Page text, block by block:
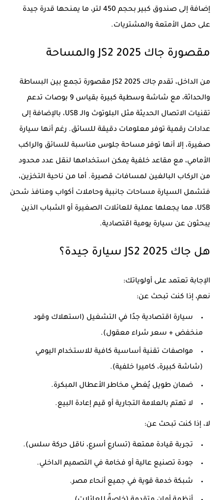
إضافة إلى صندوق كبير بحجم 450 لتر، ما يمنحها قدرة جيدة
على حمل الأمتعة والمشتريات.
مقصورة جاك JS2 2025 والمساحة
من الداخل، تقدم جاك JS2 2025 مقصورة تجمع بين البساطة
والحداثة، مع شاشة وسطية كبيرة بقياس 9 بوصات تدعم
تقنيات الاتصال الحديثة مثل البلوتوث والـ USB، بالإضافة إلى
عدادات رقمية توفر معلومات دقيقة للسائق. رغم أنها سيارة
صغيرة، إلا أنها توفر مساحة جلوس مناسبة للسائق والراكب
الأمامي، مع مقاعد خلفية يمكن استخدامها لنقل عدد محدود
من الركاب البالغين لمسافات قصيرة. أما من ناحية التخزين،
فتشمل السيارة مساحات جانبية وحاملات أكواب ومنافذ شحن
USB، مما يجعلها عملية للعائلات الصغيرة أو الشباب الذين
يبحثون عن سيارة يومية اقتصادية.
هل جاك JS2 2025 سيارة جيدة؟
الإجابة تعتمد على أولوياتك:
نعم، إذا كنت تبحث عن:
سيارة اقتصادية جدًا في التشغيل (استهلاك وقود
منخفض + سعر شراء معقول).
مواصفات تقنية أساسية كافية للاستخدام اليومي
(شاشة كبيرة، كاميرا خلفية).
ضمان طويل يُغطي مخاطر الأعطال المبكرة.
لا تهتم بالعلامة التجارية أو قيم إعادة البيع.
لا، إذا كنت تبحث عن:
تجربة قيادة ممتعة (تسارع أسرع، ناقل حركة سلس).
جودة تصنيع عالية أو فخامة في التصميم الداخلي.
شبكة خدمة قوية في جميع أنحاء مصر.